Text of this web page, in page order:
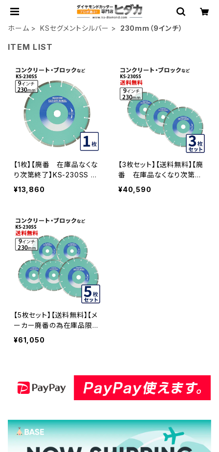
ホーム KSセグメントシルバー 230mm（9インチ）
ITEM LIST
【1枚】【廃番 在庫品なくな
り次第終了】KS-230SS KS
セグメントシルバー 9インチ
230mm コンクリート、ブロ
ドカッター 刃 ダイヤセグメ
ント(ks-230ss)
¥13,860
【3枚セット】【送料無料】【廃
番 在庫品なくなり次第終
了】KSセグメントシルバー K
S-230SS 9インチ コンクリ
¥40,590
【5枚セット】【送料無料】【メ
ーカー廃番の為在庫品限
り】KSセグメントシルバー K
S-230SS 9インチ コンクリ
¥61,050